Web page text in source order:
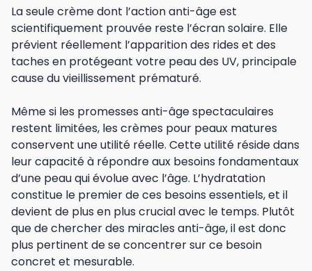
La seule crème dont l’action anti-âge est
scientifiquement prouvée reste l’écran solaire. Elle
prévient réellement l’apparition des rides et des
taches en protégeant votre peau des UV, principale
cause du vieillissement prématuré.
Même si les promesses anti-âge spectaculaires
restent limitées, les crèmes pour peaux matures
conservent une utilité réelle. Cette utilité réside dans
leur capacité à répondre aux besoins fondamentaux
d’une peau qui évolue avec l’âge. L’hydratation
constitue le premier de ces besoins essentiels, et il
devient de plus en plus crucial avec le temps. Plutôt
que de chercher des miracles anti-âge, il est donc
plus pertinent de se concentrer sur ce besoin
concret et mesurable.